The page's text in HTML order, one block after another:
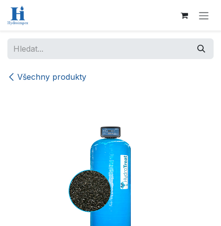
Přejít na obsah
Všechny produkty